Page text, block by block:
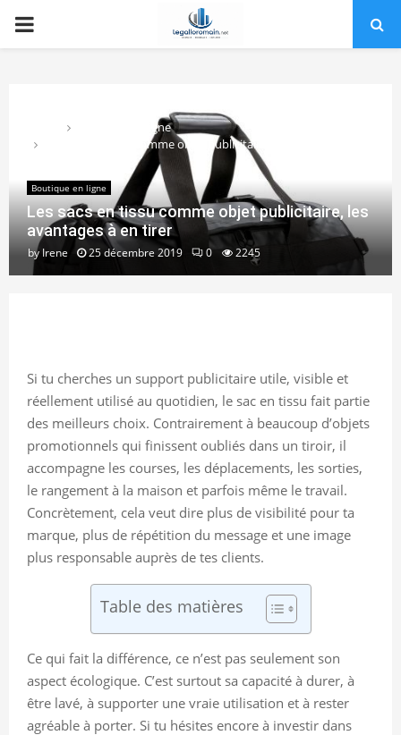
PRIMARY
Boutique en ligne
Les sacs en tissu comme objet publicitaire, les avantages à en
Boutique en ligne
Les sacs en tissu comme objet publicitaire, les
avantages à en tirer
by Irene 25 décembre 2019 0 2245
Si tu cherches un support publicitaire utile, visible et
réellement utilisé au quotidien, le sac en tissu fait partie
des meilleurs choix. Contrairement à beaucoup d’objets
promotionnels qui finissent oubliés dans un tiroir, il
accompagne les courses, les déplacements, les sorties,
le rangement à la maison et parfois même le travail.
Concrètement, cela veut dire plus de visibilité pour ta
marque, plus de répétition du message et une image
plus responsable auprès de tes clients.
Table des matières
Ce qui fait la différence, ce n’est pas seulement son
aspect écologique. C’est surtout sa capacité à durer, à
être lavé, à supporter une vraie utilisation et à rester
agréable à porter. Si tu hésites encore à investir dans